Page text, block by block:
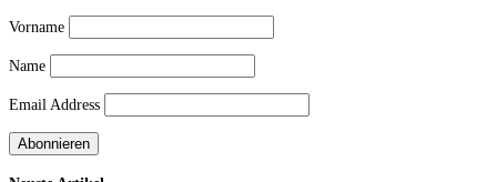
Vorname
Name
Email Address